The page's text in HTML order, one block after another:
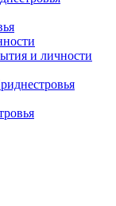
и личности